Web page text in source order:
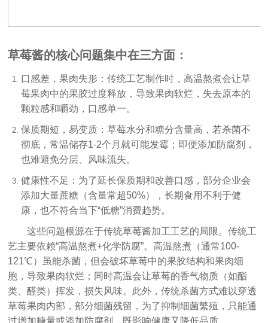
草莓酱的核心问题集中在三方面：
口感差，果肉失形：传统工艺制作时，高温熬煮会让草
莓果肉中的果胶过度释放，导致果肉软烂，失去原本的
颗粒感和嚼劲，口感单一。
保质期短，易变质：草莓水分和糖分含量高，若杀菌不
彻底，常温储存1-2个月就可能发霉；即便添加防腐剂，
也难避免分层、风味流失。
健康性不足：为了延长保质期和改善口感，部分企业会
添加大量蔗糖（含量常超50%），长期食用不利于健
康，也不符合当下“低糖”消费趋势。
这些问题根源在于传统草莓酱加工工艺的局限。传统工
艺主要依赖“高温熬煮+化学防腐”。高温熬煮（通常100-
121℃）虽能杀菌，但会破坏草莓中的果胶结构和果肉细
胞，导致果肉软烂；同时高温会让草莓的香气物质（如酯
类、醛类）挥发，损失风味。此外，传统杀菌方式难以穿透
草莓果肉内部，部分细菌残留，为了抑制细菌繁殖，只能通
过增加糖量或添加防腐剂，既影响健康又降低品质。